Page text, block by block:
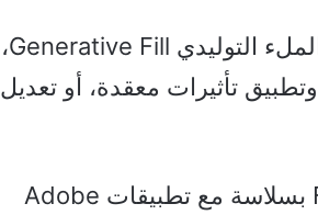
تشمل أدوات Firefly: تحويل النص إلى صورة والملء التوليدي Generative Fill،
تأثيرات معقدة، أو تعديل
على عكس العديد من المنافسين، يندمج Firefly بسلاسة مع تطبيقات Adobe